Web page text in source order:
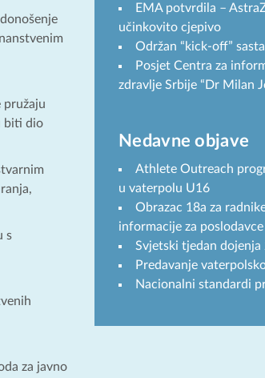
pružaju
biti dio
s
za javno
EMA potvrdila –
učinkovito cjepivo
Održan “kick-off”
Posjet Centra za
zdravlje Srbije “Dr Milan
Nedavne objave
Athlete Outreach
u vaterpolu U16
Obrazac 18a za
informacije za
Svjetski tjedan dojenja
Predavanje
Nacionalni standardi